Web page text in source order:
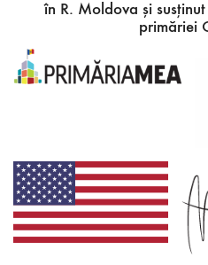
în R. Moldova și
primăriei